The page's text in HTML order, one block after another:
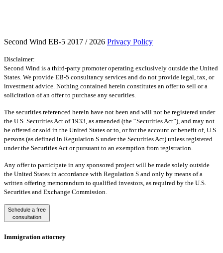
Second Wind EB-5 2017 / 2026 Privacy Policy
Disclaimer:
Second Wind is a third-party promoter operating exclusively outside the United
States. We provide EB-5 consultancy services and do not provide legal, tax, or
investment advice. Nothing contained herein constitutes an offer to sell or a
solicitation of an offer to purchase any securities.
The securities referenced herein have not been and will not be registered under
the U.S. Securities Act of 1933, as amended (the “Securities Act”), and may not
be offered or sold in the United States or to, or for the account or benefit of, U.S.
persons (as defined in Regulation S under the Securities Act) unless registered
under the Securities Act or pursuant to an exemption from registration.
Any offer to participate in any sponsored project will be made solely outside
the United States in accordance with Regulation S and only by means of a
written offering memorandum to qualified investors, as required by the U.S.
Securities and Exchange Commission.
Schedule a free
consultation
Immigration attorney